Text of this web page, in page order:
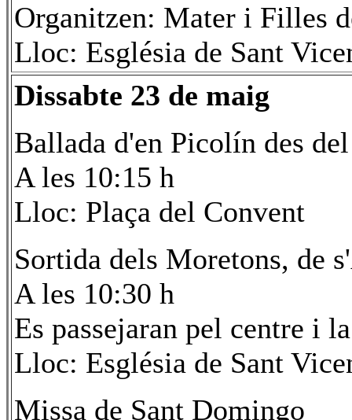
Organitzen: Mater i Filles
Lloc: Església de Sant
Dissabte 23 de maig
Ballada d'en Picolín des
A les 10:15 h
Lloc: Plaça del Convent
Sortida dels Moretons, de
A les 10:30 h
Es passejaran pel centre i
Lloc: Església de Sant
Missa de Sant Domingo